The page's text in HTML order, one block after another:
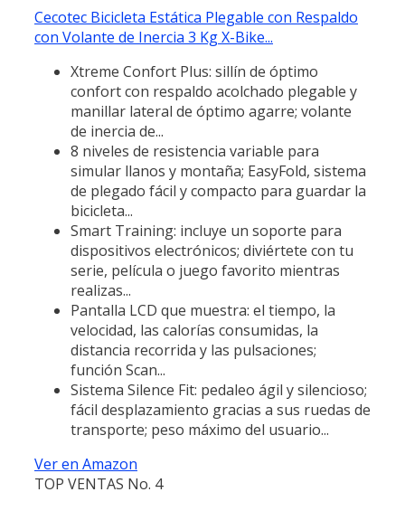
Cecotec Bicicleta Estática Plegable con Respaldo
con Volante de Inercia 3 Kg X-Bike...
Xtreme Confort Plus: sillín de óptimo
confort con respaldo acolchado plegable y
manillar lateral de óptimo agarre; volante
de inercia de...
8 niveles de resistencia variable para
simular llanos y montaña; EasyFold, sistema
de plegado fácil y compacto para guardar la
bicicleta...
Smart Training: incluye un soporte para
dispositivos electrónicos; diviértete con tu
serie, película o juego favorito mientras
realizas...
Pantalla LCD que muestra: el tiempo, la
velocidad, las calorías consumidas, la
distancia recorrida y las pulsaciones;
función Scan...
Sistema Silence Fit: pedaleo ágil y silencioso;
fácil desplazamiento gracias a sus ruedas de
transporte; peso máximo del usuario...
Ver en Amazon
TOP VENTAS No. 4